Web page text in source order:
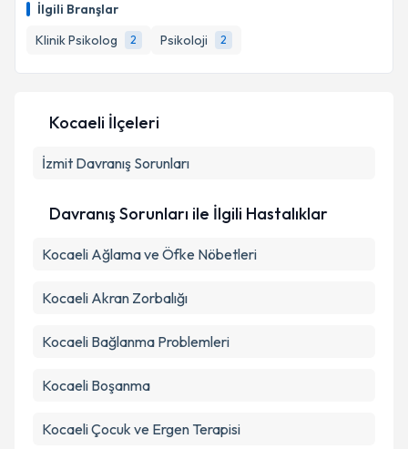
İlgili Branşlar
Klinik Psikolog
2 Psikoloji 2
Kocaeli İlçeleri
İzmit Davranış Sorunları
Davranış Sorunları ile İlgili Hastalıklar
Kocaeli Ağlama ve Öfke Nöbetleri
Kocaeli Akran Zorbalığı
Kocaeli Bağlanma Problemleri
Kocaeli Boşanma
Kocaeli Çocuk ve Ergen Terapisi